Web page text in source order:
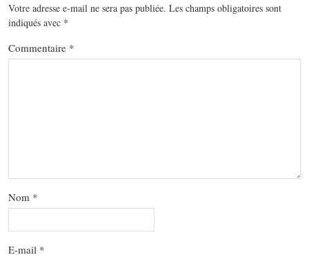
Votre adresse e-mail ne sera pas publiée. Les champs obligatoires sont
indiqués avec *
Commentaire *
Nom *
E-mail *